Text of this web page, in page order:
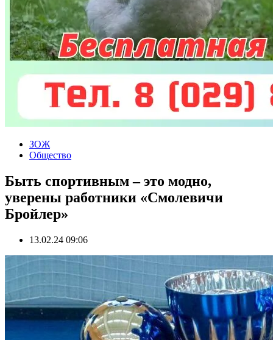
ЗОЖ
Общество
Быть спортивным – это модно,
уверены работники «Смолевичи
Бройлер»
13.02.24 09:06